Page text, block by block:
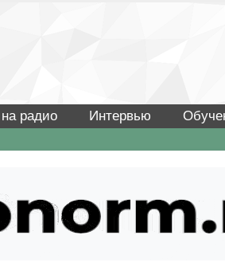
радио Интервью